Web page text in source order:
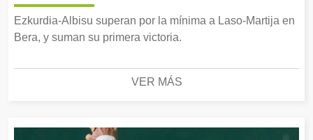
Ezkurdia-Albisu superan por la mínima a Laso-Martija en
Bera, y suman su primera victoria.
VER MÁS